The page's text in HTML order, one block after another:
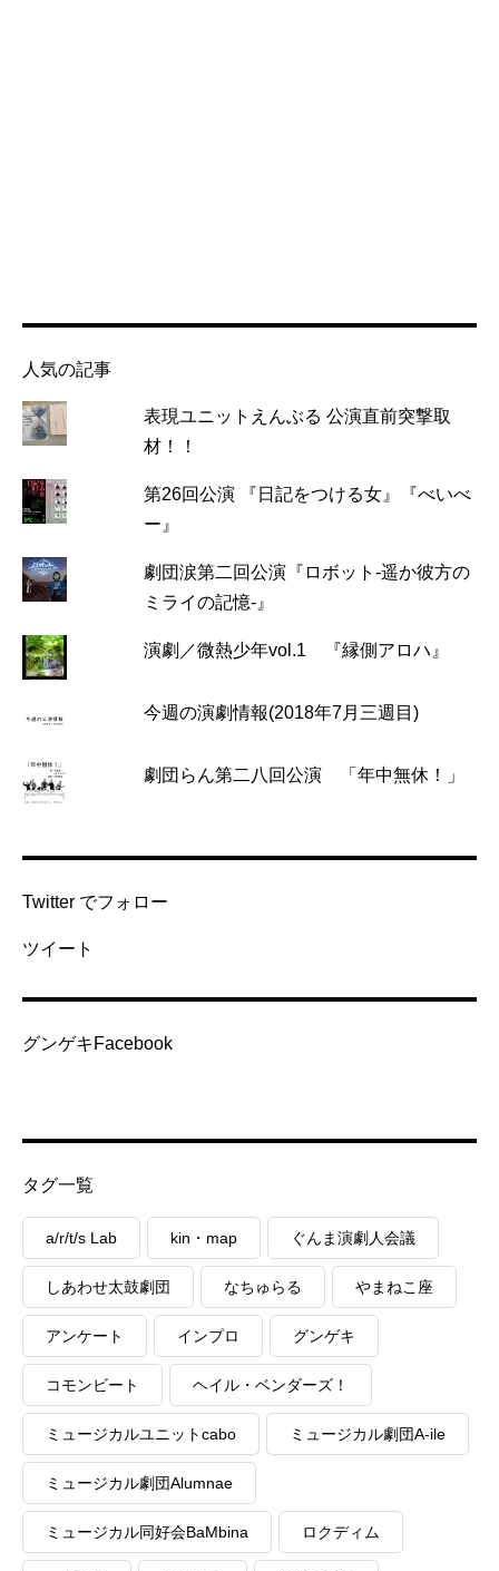
人気の記事
表現ユニットえんぶる 公演直前突撃取
材！！
第26回公演 『日記をつける女』『べいべ
ー』
劇団涙第二回公演『ロボット-遥か彼方の
ミライの記憶-』
演劇／微熱少年vol.1 『縁側アロハ』
今週の演劇情報(2018年7月三週目)
劇団らん第二八回公演 「年中無休！」
Twitter でフォロー
ツイート
グンゲキFacebook
タグ一覧
a/r/t/s Lab kin・map ぐんま演劇人会議
しあわせ太鼓劇団 なちゅらる やまねこ座
アンケート インプロ グンゲキ
コモンビート ヘイル・ベンダーズ！
ミュージカルユニットcabo ミュージカル劇団A-ile
ミュージカル劇団Alumnae
ミュージカル同好会BaMbina ロクディム